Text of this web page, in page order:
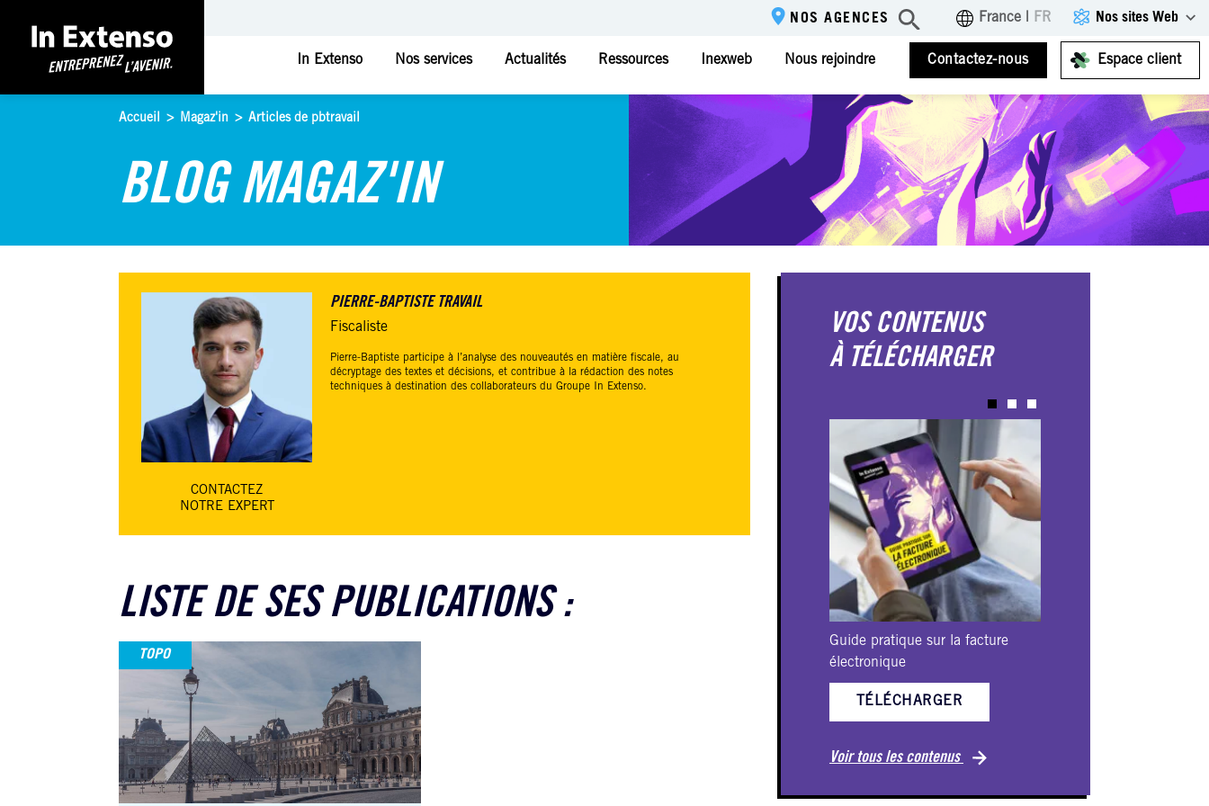
NOS AGENCES France FR Nos sites Web
In Extenso Nos services Actualités Ressources Inexweb Nous rejoindre Contactez-nous Espace client
Accueil > Magaz'in > Articles de pbtravail
BLOG MAGAZ'IN
CONTACTEZ
NOTRE EXPERT
PIERRE-BAPTISTE TRAVAIL
Fiscaliste
Pierre-Baptiste participe à l’analyse des nouveautés en matière fiscale, au
décryptage des textes et décisions, et contribue à la rédaction des notes
techniques à destination des collaborateurs du Groupe In Extenso.
LISTE DE SES PUBLICATIONS :
TOPO
VOS CONTENUS
À TÉLÉCHARGER
Guide pratique sur la facture
électronique
TÉLÉCHARGER
Voir tous les contenus